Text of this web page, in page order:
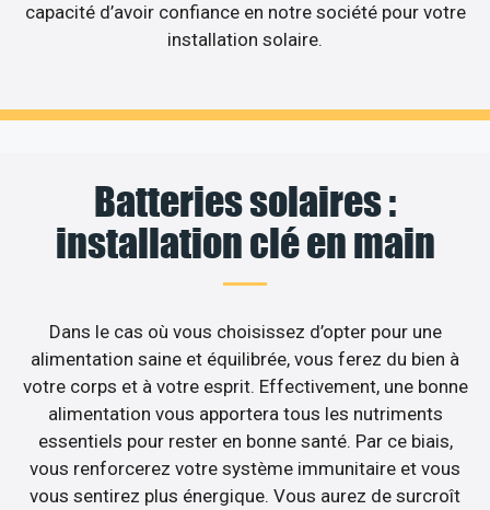
capacité d’avoir confiance en notre société pour votre
installation solaire.
Batteries solaires :
installation clé en main
Dans le cas où vous choisissez d’opter pour une
alimentation saine et équilibrée, vous ferez du bien à
votre corps et à votre esprit. Effectivement, une bonne
alimentation vous apportera tous les nutriments
essentiels pour rester en bonne santé. Par ce biais,
vous renforcerez votre système immunitaire et vous
vous sentirez plus énergique. Vous aurez de surcroît